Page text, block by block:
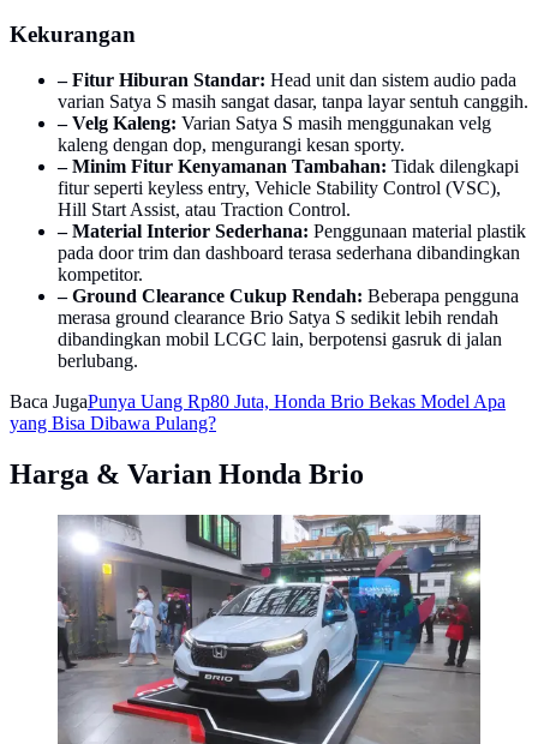
Kekurangan
– Fitur Hiburan Standar: Head unit dan sistem audio pada
varian Satya S masih sangat dasar, tanpa layar sentuh canggih.
– Velg Kaleng: Varian Satya S masih menggunakan velg
kaleng dengan dop, mengurangi kesan sporty.
– Minim Fitur Kenyamanan Tambahan: Tidak dilengkapi
fitur seperti keyless entry, Vehicle Stability Control (VSC),
Hill Start Assist, atau Traction Control.
– Material Interior Sederhana: Penggunaan material plastik
pada door trim dan dashboard terasa sederhana dibandingkan
kompetitor.
– Ground Clearance Cukup Rendah: Beberapa pengguna
merasa ground clearance Brio Satya S sedikit lebih rendah
dibandingkan mobil LCGC lain, berpotensi gasruk di jalan
berlubang.
Baca JugaPunya Uang Rp80 Juta, Honda Brio Bekas Model Apa
yang Bisa Dibawa Pulang?
Harga & Varian Honda Brio